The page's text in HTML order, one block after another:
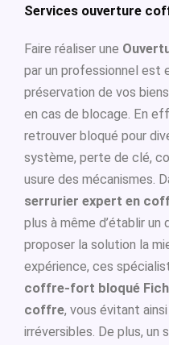
Services ouverture
Faire réaliser une
par un professionnel est
préservation de vos
en cas de blocage. En
retrouver bloqué pour
système, perte de clé,
usure des mécanismes.
serrurier expert en
plus à même d’établir
proposer la solution la
expérience, ces
coffre-fort bloqué
coffre, vous évitant
irréversibles. De plus, un